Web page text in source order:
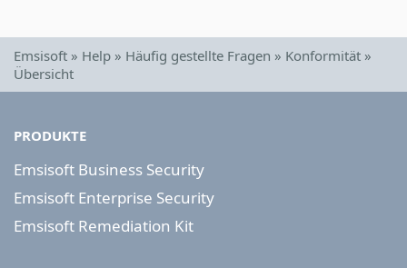
Emsisoft » Help » Häufig gestellte Fragen » Konformität »
Übersicht
PRODUKTE
Emsisoft Business Security
Emsisoft Enterprise Security
Emsisoft Remediation Kit